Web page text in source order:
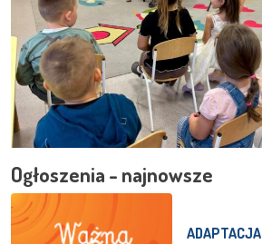
Ogłoszenia - najnowsze
ADAPTACJA